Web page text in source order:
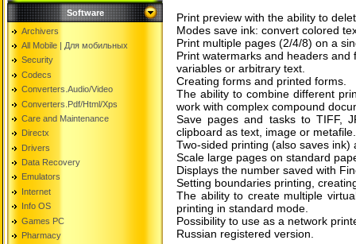
Software
Archivers
All Mobile | Для мобильных
Security
Codecs
Converters.Audio/Video
Converters.Pdf/Html/Xps
Care and Maintenance
Directx
Drivers
Data Recovery
Emulators
Internet
Info OS
Games PC
Pharmacy
Print preview with the ability to
Modes save ink: convert colored
Print multiple pages (2/4/8) on a
Print watermarks and headers
variables or arbitrary text.
Creating forms and printed forms.
The ability to combine different
work with complex compound
Save pages and tasks to TIFF,
clipboard as text, image or metafile.
Two-sided printing (also saves ink)
Scale large pages on standard
Displays the number saved with
Setting boundaries printing,
The ability to create multiple
printing in standard mode.
Possibility to use as a network
Russian registered version.